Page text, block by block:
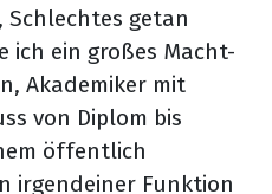
Schlechtes getan
ich ein großes Macht-
Akademiker mit
von Diplom bis
öffentlich
irgendeiner Funktion